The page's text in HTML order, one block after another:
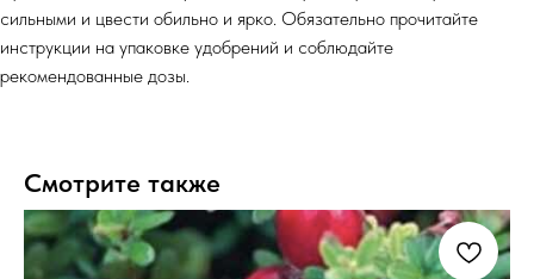
сильными и цвести обильно и ярко. Обязательно прочитайте
инструкции на упаковке удобрений и соблюдайте
рекомендованные дозы.
Смотрите также